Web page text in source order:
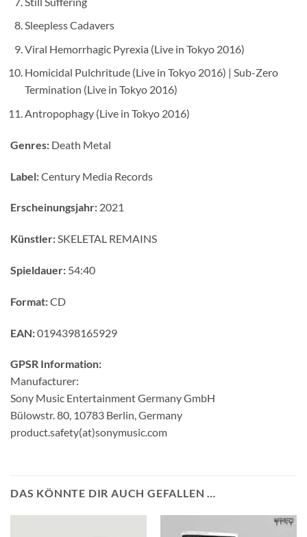
Sleepless Cadavers
Viral Hemorrhagic Pyrexia (Live in Tokyo 2016)
Homicidal Pulchritude (Live in Tokyo 2016) | Sub-Zero
Termination (Live in Tokyo 2016)
Antropophagy (Live in Tokyo 2016)
Genres: Death Metal
Label:Century Media Records
Erscheinungsjahr: 2021
Künstler:SKELETAL REMAINS
Spieldauer: 54:40
Format:CD
EAN:0194398165929
GPSR Information:
Manufacturer:
Sony Music Entertainment Germany GmbH
Bülowstr. 80, 10783 Berlin, Germany
product.safety(at)sonymusic.com
DAS KÖNNTE DIR AUCH GEFALLEN …